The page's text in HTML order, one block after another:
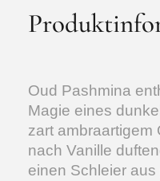
Oud Pashmina
Magie eines
zart ambraartigem
nach Vanille
einen Schleier